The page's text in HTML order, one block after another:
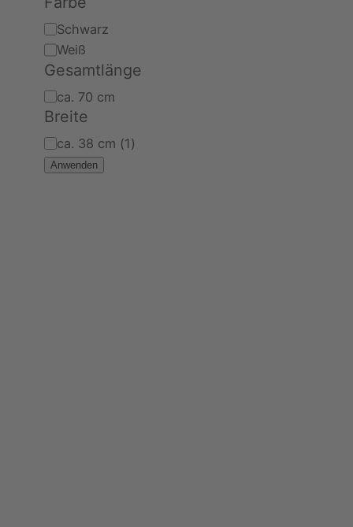
Farbe
Schwarz
Weiß
Gesamtlänge
Gesamtlänge
ca. 70 cm
Breite
Breiteca. 38 cm (1)
Anwenden